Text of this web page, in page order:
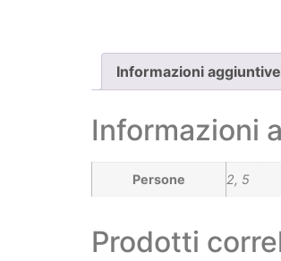
Informazioni aggiuntive
Informazioni
Persone 2, 5
Prodotti